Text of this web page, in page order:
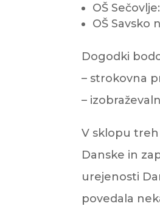
OŠ
OŠ Savsko
Dogodki
– strokovna
–
V sklopu
Danske in
urejenosti
povedala